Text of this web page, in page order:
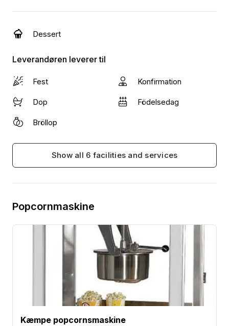
supplement til at skabe en sjov, lækker og festlig
oplevelse for dine gæster.
Dessert
Leverandøren leverer til
Fest Konfirmation
Dop Födelsedag
Bröllop
Show all 6 facilities and services
Popcornmaskine
Kæmpe popcornsmaskine